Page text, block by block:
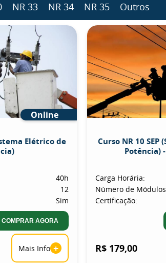
NR 33 NR 34 NR 35 Outros
Online
Elétrico de
40h
12
Sim
COMPRAR AGORA
Mais Info +
Curso NR 10
Potência)
Carga Horária:
Número de
Certificação:
R$ 179,00